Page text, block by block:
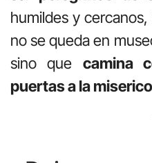
humildes y
no se queda en
sino que camina
puertas a la